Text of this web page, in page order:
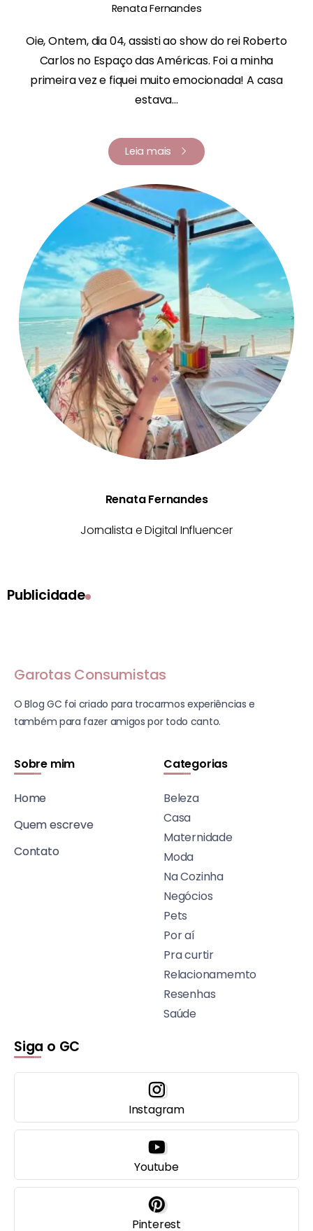
Renata Fernandes
Oie, Ontem, dia 04, assisti ao show do rei Roberto
Carlos no Espaço das Américas. Foi a minha
primeira vez e fiquei muito emocionada! A casa
estava...
Leia mais
Renata Fernandes
Renata Fernandes
Jornalista e Digital Influencer
Publicidade
Garotas Consumistas
O Blog GC foi criado para trocarmos experiências e
também para fazer amigos por todo canto.
Sobre mim
Home
Quem escreve
Contato
Categorias
Beleza
Casa
Maternidade
Moda
Na Cozinha
Negócios
Pets
Por aí
Pra curtir
Relacionamemto
Resenhas
Saúde
Siga o GC
Instagram
Youtube
Pinterest